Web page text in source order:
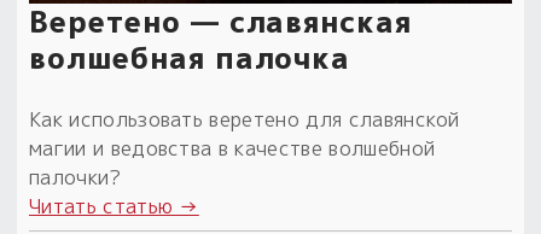
Веретено — славянская
волшебная палочка
Как использовать веретено для славянской
магии и ведовства в качестве волшебной
палочки?
Читать статью →